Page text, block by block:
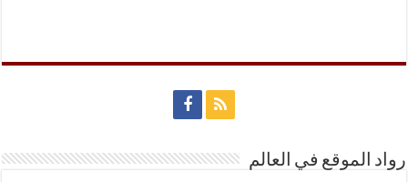
رواد الموقع في العالم